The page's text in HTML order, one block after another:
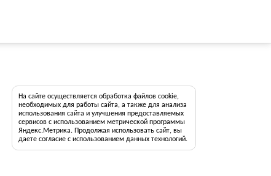
На сайте осуществляется обработка файлов cookie,
необходимых для работы сайта, а также для анализа
использования сайта и улучшения предоставляемых
сервисов с использованием метрической программы
Яндекс.Метрика. Продолжая использовать сайт, вы
даете согласие с использованием данных технологий.